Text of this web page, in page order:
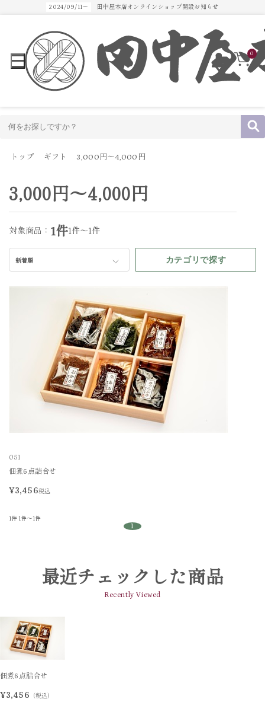
2024/09/11～ 田中屋本店オンラインショップ開設お知らせ
0
トップ ギフト 3,000円～4,000円
3,000円～4,000円
対象商品： 1件1件～1件
新着順 カテゴリで探す
051
佃煮6点詰合せ
¥3,456税込
1件 1件～1件
1
最近チェックした商品
Recently Viewed
佃煮6点詰合せ
¥3,456 （税込）